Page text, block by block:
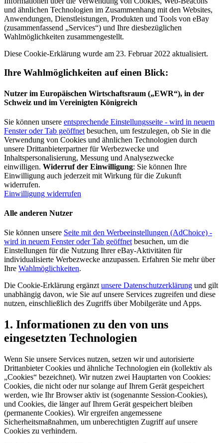
und ähnlichen Technologien im Zusammenhang mit den Websites,
Anwendungen, Dienstleistungen, Produkten und Tools von eBay
(zusammenfassend „Services“) und Ihre diesbezüglichen
Wahlmöglichkeiten zusammengestellt.
Diese Cookie-Erklärung wurde am 23. Februar 2022 aktualisiert.
Ihre Wahlmöglichkeiten auf einen Blick:
Nutzer im Europäischen Wirtschaftsraum („EWR“), in der
Schweiz und im Vereinigten Königreich
Sie können unsere entsprechende Einstellungsseite - wird in neuem
Fenster oder Tab geöffnet besuchen, um festzulegen, ob Sie in die
Verwendung von Cookies und ähnlichen Technologien durch
unsere Drittanbieterpartner für Werbezwecke und
Inhaltspersonalisierung, Messung und Analysezwecke
einwilligen. Widerruf der Einwilligung: Sie können Ihre
Einwilligung auch jederzeit mit Wirkung für die Zukunft
widerrufen.
Einwilligung widerrufen
Alle anderen Nutzer
Sie können unsere Seite mit den Werbeeinstellungen (AdChoice) -
wird in neuem Fenster oder Tab geöffnet besuchen, um die
Einstellungen für die Nutzung Ihrer eBay-Aktivitäten für
individualisierte Werbezwecke anzupassen. Erfahren Sie mehr über
Ihre Wahlmöglichkeiten.
Die Cookie-Erklärung ergänzt unsere Datenschutzerklärung und gilt
unabhängig davon, wie Sie auf unsere Services zugreifen und diese
nutzen, einschließlich des Zugriffs über Mobilgeräte und Apps.
1. Informationen zu den von uns
eingesetzten Technologien
Wenn Sie unsere Services nutzen, setzen wir und autorisierte
Drittanbieter Cookies und ähnliche Technologien ein (kollektiv als
„Cookies“ bezeichnet). Wir nutzen zwei Hauptarten von Cookies:
Cookies, die nicht oder nur solange auf Ihrem Gerät gespeichert
werden, wie Ihr Browser aktiv ist (sogenannte Session-Cookies),
und Cookies, die länger auf Ihrem Gerät gespeichert bleiben
(permanente Cookies). Wir ergreifen angemessene
Sicherheitsmaßnahmen, um unberechtigten Zugriff auf unsere
Cookies zu verhindern.